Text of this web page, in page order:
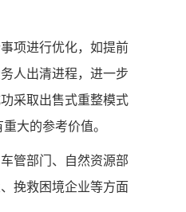
项进行优化，如提前
人出清进程，进一步
采取出售式重整模式
大的参考价值。
管部门、自然资源部
挽救困境企业等方面